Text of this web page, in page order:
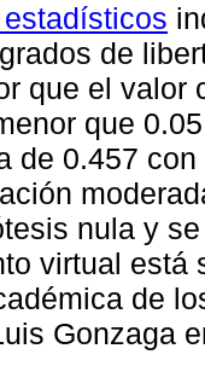
de
que el valor
que
de 0.457
nula y
virtual
de
Gonzaga